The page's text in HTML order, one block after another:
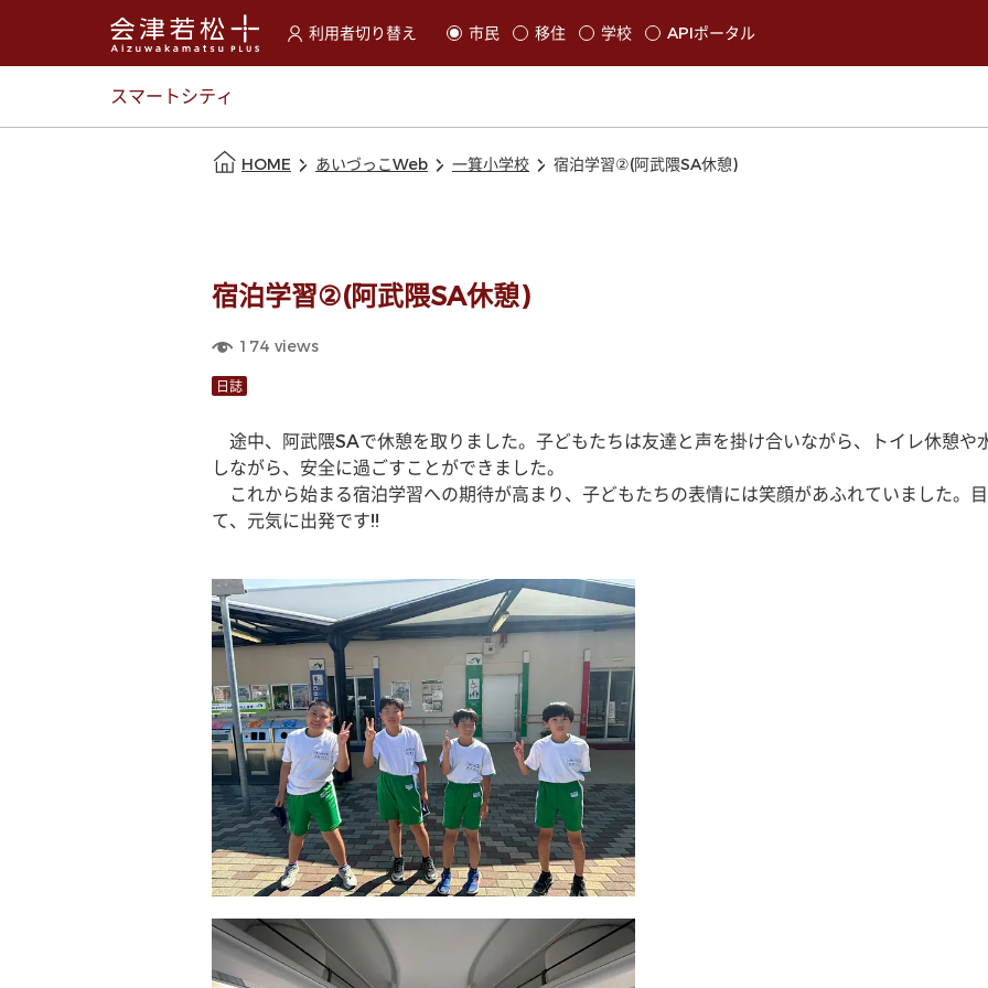
利用者切り替え
選択すると利用者の切替が発生します
市民 移住 学校 APIポータル
スマートシティ
HOME あいづっこWeb 一箕小学校 宿泊学習②(阿武隈SA休憩)
宿泊学習②(阿武隈SA休憩)
174 views
日誌
途中、阿武隈SAで休憩を取りました。子どもたちは友達と声を掛け合いながら、トイレ休憩や
しながら、安全に過ごすことができました。
これから始まる宿泊学習への期待が高まり、子どもたちの表情には笑顔があふれていました。
て、元気に出発です!!